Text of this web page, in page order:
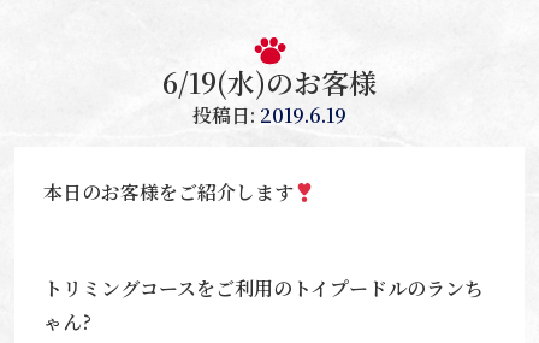
6/19(水)のお客様
投稿日: 2019.6.19
本日のお客様をご紹介します
トリミングコースをご利用のトイプードルのランち
ゃん?